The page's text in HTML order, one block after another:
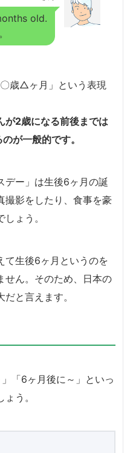
old.
歳△ヶ月」という表現
が2歳になる前後までは
が一般的です。
デー」は生後6ヶ月の誕
撮影をしたり、食事を豪
ょう。
て生後6ヶ月というのを
せん。そのため、日本の
と言えます。
「6ヶ月後に～」といっ
う。